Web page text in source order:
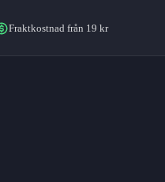
Fraktkostnad från 19 kr